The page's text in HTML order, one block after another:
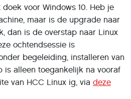
voor Windows 10. Heb je
maar is de upgrade naar
dan is de overstap naar Linux
ochtendsessie is
begeleiding, installeren van
is alleen toegankelijk na vooraf
van HCC Linux ig, via deze